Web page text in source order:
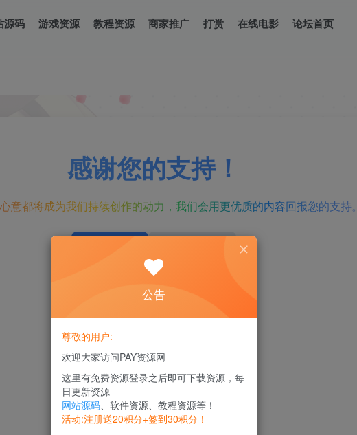
源码 游戏资源 教程资源 商家推广 打赏 在线电影 论坛首页
公告
尊敬的用户:
欢迎大家访问PAY资源网
这里有免费资源登录之后即可下载资源，每
日更新资源
网站源码、软件资源、教程资源等！
活动:注册送20积分+签到30积分！